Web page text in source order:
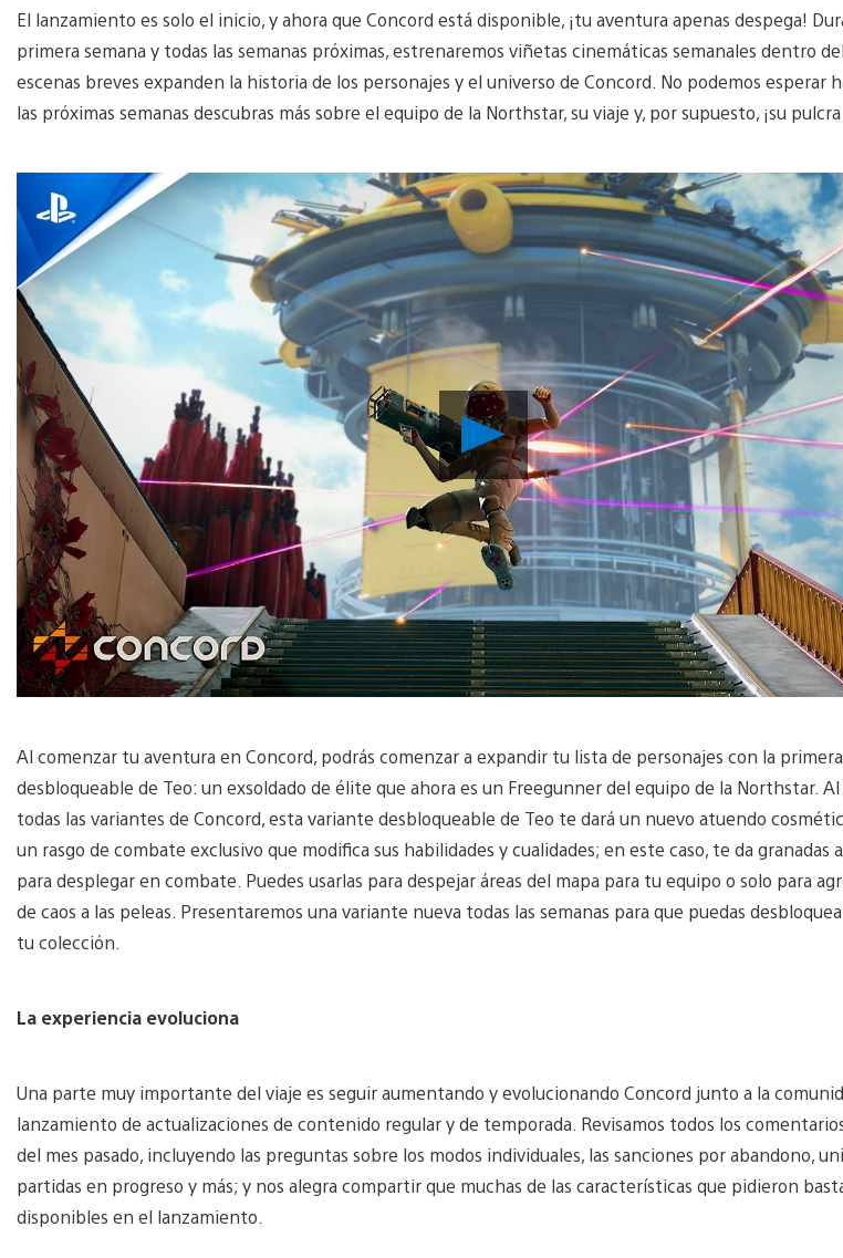
El lanzamiento es solo el inicio, y ahora que Concord está disponible, ¡tu aventura apenas despega!
primera semana y todas las semanas próximas, estrenaremos viñetas cinemáticas semanales dentro
escenas breves expanden la historia de los personajes y el universo de Concord. No podemos esperar
las próximas semanas descubras más sobre el equipo de la Northstar, su viaje y, por supuesto, ¡su
Reproducir
Video
Al comenzar tu aventura en Concord, podrás comenzar a expandir tu lista de personajes con la
desbloqueable de Teo: un exsoldado de élite que ahora es un Freegunner del equipo de la Northstar.
todas las variantes de Concord, esta variante desbloqueable de Teo te dará un nuevo atuendo
un rasgo de combate exclusivo que modifica sus habilidades y cualidades; en este caso, te da granadas
para desplegar en combate. Puedes usarlas para despejar áreas del mapa para tu equipo o solo para
de caos a las peleas. Presentaremos una variante nueva todas las semanas para que puedas
tu colección.
La experiencia evoluciona
Una parte muy importante del viaje es seguir aumentando y evolucionando Concord junto a la
lanzamiento de actualizaciones de contenido regular y de temporada. Revisamos todos los
del mes pasado, incluyendo las preguntas sobre los modos individuales, las sanciones por abandono,
partidas en progreso y más; y nos alegra compartir que muchas de las características que pidieron
disponibles en el lanzamiento.